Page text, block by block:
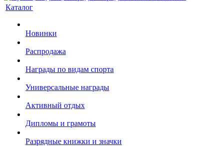
Каталог
Новинки
Распродажа
Награды по видам спорта
Универсальные награды
Активный отдых
Дипломы и грамоты
Разрядные книжки и значки